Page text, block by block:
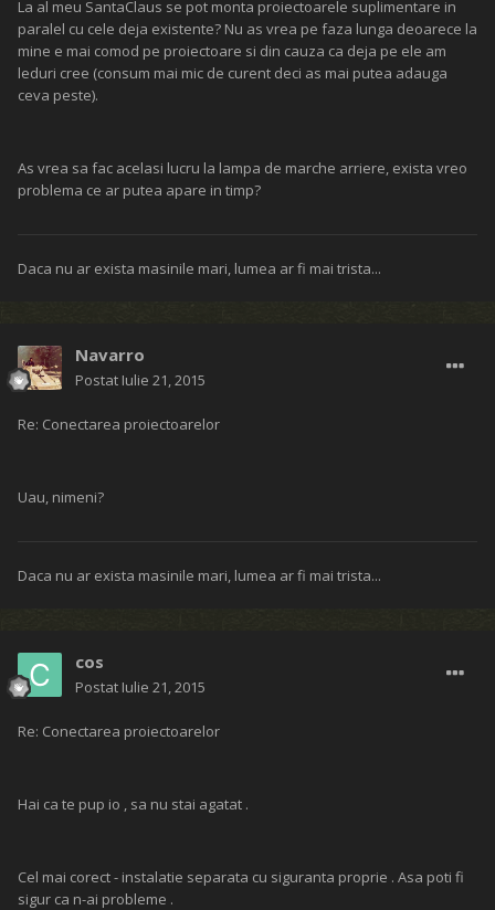
La al meu SantaClaus se pot monta proiectoarele suplimentare in
paralel cu cele deja existente? Nu as vrea pe faza lunga deoarece la
mine e mai comod pe proiectoare si din cauza ca deja pe ele am
leduri cree (consum mai mic de curent deci as mai putea adauga
ceva peste).
As vrea sa fac acelasi lucru la lampa de marche arriere, exista vreo
problema ce ar putea apare in timp?
Daca nu ar exista masinile mari, lumea ar fi mai trista...
Navarro
Postat Iulie 21, 2015
Re: Conectarea proiectoarelor
Uau, nimeni?
Daca nu ar exista masinile mari, lumea ar fi mai trista...
cos
Postat Iulie 21, 2015
Re: Conectarea proiectoarelor
Hai ca te pup io , sa nu stai agatat .
Cel mai corect - instalatie separata cu siguranta proprie . Asa poti fi
sigur ca n-ai probleme .